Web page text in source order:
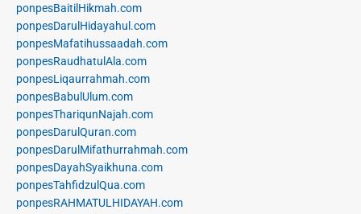
ponpesBaitilHikmah.com
ponpesDarulHidayahul.com
ponpesMafatihussaadah.com
ponpesRaudhatulAla.com
ponpesLiqaurrahmah.com
ponpesBabulUlum.com
ponpesThariqunNajah.com
ponpesDarulQuran.com
ponpesDarulMifathurrahmah.com
ponpesDayahSyaikhuna.com
ponpesTahfidzulQua.com
ponpesRAHMATULHIDAYAH.com